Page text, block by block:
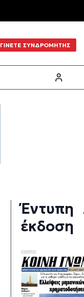
ΓΙΝΕΤΕ ΣΥΝΔΡΟΜΗΤΗΣ
Έντυπη
έκδοση